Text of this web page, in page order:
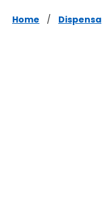
Home / Dispensa